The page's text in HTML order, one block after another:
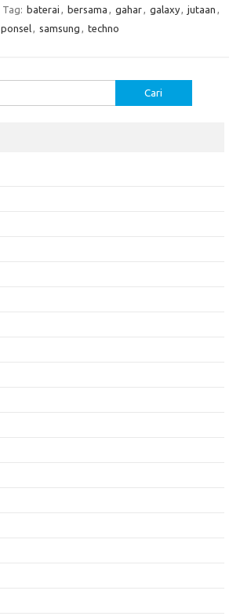
Tag: baterai , bersama , gahar, galaxy, jutaan ,
ponsel, samsung , techno